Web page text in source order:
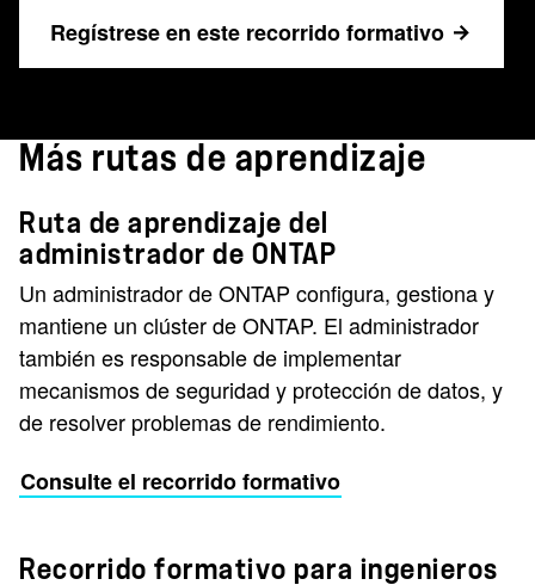
Regístrese en este recorrido formativo
Más rutas de aprendizaje
Ruta de aprendizaje del
administrador de ONTAP
Un administrador de ONTAP configura, gestiona y
mantiene un clúster de ONTAP. El administrador
también es responsable de implementar
mecanismos de seguridad y protección de datos, y
de resolver problemas de rendimiento.
Consulte el recorrido formativo
Recorrido formativo para ingenieros